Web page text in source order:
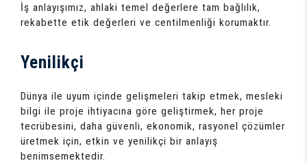
İş anlayışımız, ahlaki temel değerlere tam bağlılık,
rekabette etik değerleri ve centilmenliği korumaktır.
Yenilikçi
Dünya ile uyum içinde gelişmeleri takip etmek, mesleki
bilgi ile proje ihtiyacına göre geliştirmek, her proje
tecrübesini, daha güvenli, ekonomik, rasyonel çözümler
üretmek için, etkin ve yenilikçi bir anlayış
benimsemektedir.